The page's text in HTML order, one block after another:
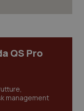
QS Pro
management
fruibile il
aree
di
cookie.